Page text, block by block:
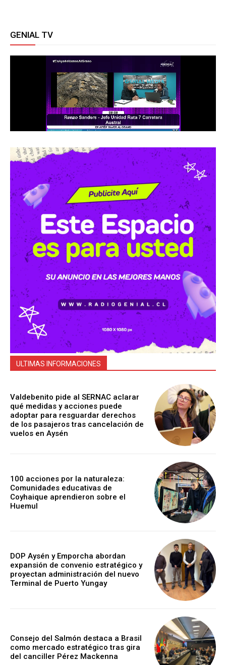
GENIAL TV
ULTIMAS INFORMACIONES
Valdebenito pide al SERNAC aclarar
qué medidas y acciones puede
adoptar para resguardar derechos
de los pasajeros tras cancelación de
vuelos en Aysén
100 acciones por la naturaleza:
Comunidades educativas de
Coyhaique aprendieron sobre el
Huemul
DOP Aysén y Emporcha abordan
expansión de convenio estratégico y
proyectan administración del nuevo
Terminal de Puerto Yungay
Consejo del Salmón destaca a Brasil
como mercado estratégico tras gira
del canciller Pérez Mackenna